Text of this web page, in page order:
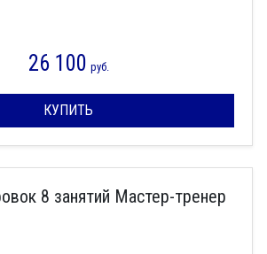
26 100 руб.
КУПИТЬ
8 занятий Мастер-тренер